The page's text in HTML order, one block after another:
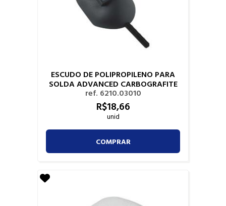
ESCUDO DE POLIPROPILENO PARA
SOLDA ADVANCED CARBOGRAFITE
ref. 6210.03010
R$18,66
unid
COMPRAR